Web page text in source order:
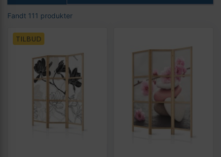
Fandt 111 produkter
TILBUD